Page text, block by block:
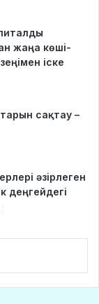
жаңа көші-
іске
сақтау –
әзірлеген
деңгейдегі